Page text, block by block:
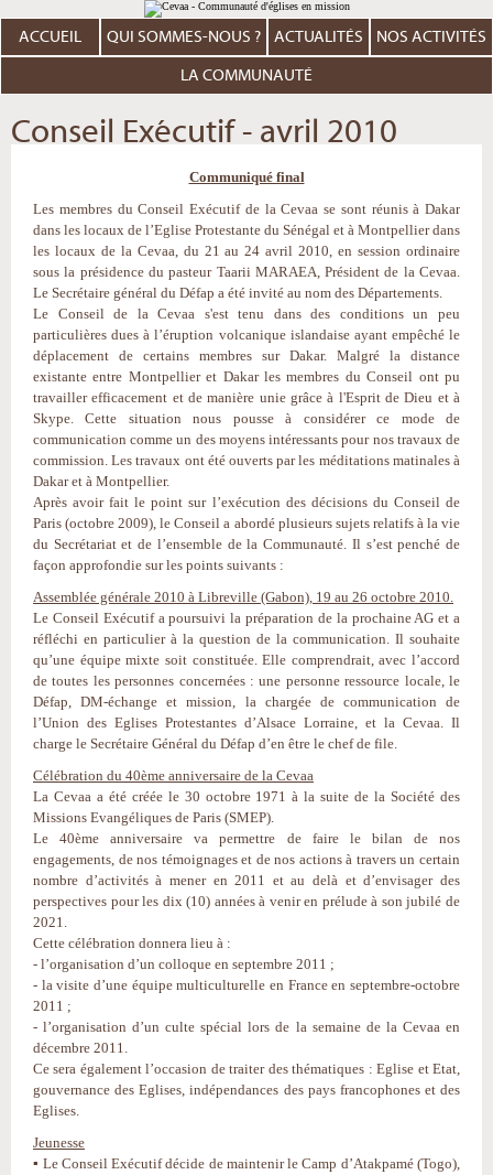
au
contenu.
Aller
personnels
ACCUEIL QUI SOMMES-NOUS ? ACTUALITÉS NOS ACTIVITÉS
LA COMMUNAUTÉ
Conseil Exécutif - avril 2010
Communiqué final
Les membres du Conseil Exécutif de la Cevaa se sont réunis à Dakar
dans les locaux de l’Eglise Protestante du Sénégal et à Montpellier dans
les locaux de la Cevaa, du 21 au 24 avril 2010, en session ordinaire
sous la présidence du pasteur Taarii MARAEA, Président de la Cevaa.
Le Secrétaire général du Défap a été invité au nom des Départements.
Le Conseil de la Cevaa s'est tenu dans des conditions un peu
particulières dues à l’éruption volcanique islandaise ayant empêché le
déplacement de certains membres sur Dakar. Malgré la distance
existante entre Montpellier et Dakar les membres du Conseil ont pu
travailler efficacement et de manière unie grâce à l'Esprit de Dieu et à
Skype. Cette situation nous pousse à considérer ce mode de
communication comme un des moyens intéressants pour nos travaux de
commission. Les travaux ont été ouverts par les méditations matinales à
Dakar et à Montpellier.
Après avoir fait le point sur l’exécution des décisions du Conseil de
Paris (octobre 2009), le Conseil a abordé plusieurs sujets relatifs à la vie
du Secrétariat et de l’ensemble de la Communauté. Il s’est penché de
façon approfondie sur les points suivants :
Assemblée générale 2010 à Libreville (Gabon), 19 au 26 octobre 2010.
Le Conseil Exécutif a poursuivi la préparation de la prochaine AG et a
réfléchi en particulier à la question de la communication. Il souhaite
qu’une équipe mixte soit constituée. Elle comprendrait, avec l’accord
de toutes les personnes concernées : une personne ressource locale, le
Défap, DM-échange et mission, la chargée de communication de
l’Union des Eglises Protestantes d’Alsace Lorraine, et la Cevaa. Il
charge le Secrétaire Général du Défap d’en être le chef de file.
Célébration du 40ème anniversaire de la Cevaa
La Cevaa a été créée le 30 octobre 1971 à la suite de la Société des
Missions Evangéliques de Paris (SMEP).
Le 40ème anniversaire va permettre de faire le bilan de nos
engagements, de nos témoignages et de nos actions à travers un certain
nombre d’activités à mener en 2011 et au delà et d’envisager des
perspectives pour les dix (10) années à venir en prélude à son jubilé de
2021.
Cette célébration donnera lieu à :
- l’organisation d’un colloque en septembre 2011 ;
- la visite d’une équipe multiculturelle en France en septembre-octobre
2011 ;
- l’organisation d’un culte spécial lors de la semaine de la Cevaa en
décembre 2011.
Ce sera également l’occasion de traiter des thématiques : Eglise et Etat,
gouvernance des Eglises, indépendances des pays francophones et des
Eglises.
Jeunesse
▪ Le Conseil Exécutif décide de maintenir le Camp d’Atakpamé (Togo),